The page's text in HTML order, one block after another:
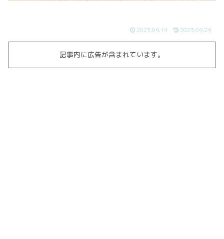
2023.09.14 2023.09.29
記事内に広告が含まれています。